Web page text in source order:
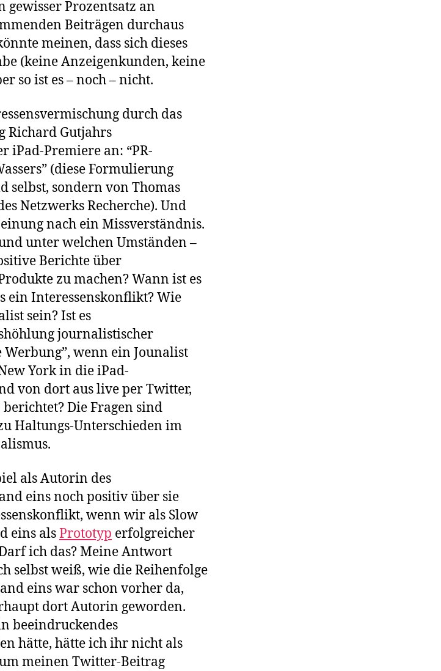
gewisser Prozentsatz an
Beiträgen durchaus
meinen, dass sich dieses
(keine Anzeigenkunden, keine
so ist es – noch – nicht.
durch das
Richard Gutjahrs
iPad-Premiere an: “PR-
(diese Formulierung
selbst, sondern von Thomas
Netzwerks Recherche). Und
nach ein Missverständnis.
unter welchen Umständen –
Berichte über
zu machen? Wann ist es
ein Interessenskonflikt? Wie
sein? Ist es
journalistischer
wenn ein Jounalist
York in die iPad-
von dort aus live per Twitter,
Die Fragen sind
Haltungs-Unterschieden im
als Autorin des
eins noch positiv über sie
wenn wir als Slow
eins alsPrototyp erfolgreicher
ich das? Meine Antwort
selbst weiß, wie die Reihenfolge
eins war schon vorher da,
dort Autorin geworden.
beeindruckendes
hätte, hätte ich ihr nicht als
meinen Twitter-Beitrag